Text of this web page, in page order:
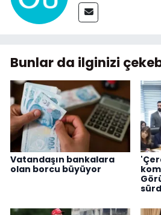
Bunlar da ilginizi
Vatandaşın bankalara
olan borcu büyüyor